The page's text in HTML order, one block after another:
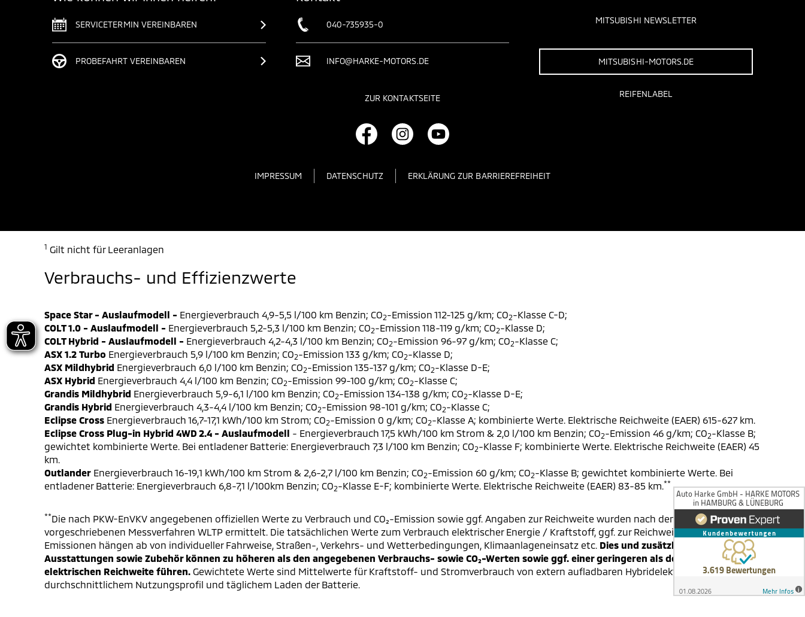
SERVICETERMIN VEREINBAREN
PROBEFAHRT VEREINBAREN
040-735935-0
INFO@HARKE-MOTORS.DE
ZUR KONTAKTSEITE
MITSUBISHI NEWSLETTER
MITSUBISHI-MOTORS.DE
REIFENLABEL
IMPRESSUM DATENSCHUTZ ERKLÄRUNG ZUR BARRIEREFREIHEIT
1 Gilt nicht für Leeranlagen
Verbrauchs- und Effizienzwerte
Space Star - Auslaufmodell - Energieverbrauch 4,9-5,5 l/100 km Benzin; CO2-Emission 112-125 g/km; CO2-Klasse C-D;
COLT 1.0 - Auslaufmodell - Energieverbrauch 5,2-5,3 l/100 km Benzin; CO2-Emission 118-119 g/km; CO2-Klasse D;
COLT Hybrid - Auslaufmodell - Energieverbrauch 4,2-4,3 l/100 km Benzin; CO2-Emission 96-97 g/km; CO2-Klasse C;
ASX 1.2 Turbo Energieverbrauch 5,9 l/100 km Benzin; CO2-Emission 133 g/km; CO2-Klasse D;
ASX Mildhybrid Energieverbrauch 6,0 l/100 km Benzin; CO2-Emission 135-137 g/km; CO2-Klasse D-E;
ASX Hybrid Energieverbrauch 4,4 l/100 km Benzin; CO2-Emission 99-100 g/km; CO2-Klasse C;
Grandis Mildhybrid Energieverbrauch 5,9-6,1 l/100 km Benzin; CO2-Emission 134-138 g/km; CO2-Klasse D-E;
Grandis Hybrid Energieverbrauch 4,3-4,4 l/100 km Benzin; CO2-Emission 98-101 g/km; CO2-Klasse C;
Eclipse Cross Energieverbrauch 16,7-17,1 kWh/100 km Strom; CO2-Emission 0 g/km; CO2-Klasse A; kombinierte Werte. Elektrische Reichweite (EAER) 615-627 km.
Eclipse Cross Plug-in Hybrid 4WD 2.4 - Auslaufmodell - Energieverbrauch 17,5 kWh/100 km Strom & 2,0 l/100 km Benzin; CO2-Emission 46 g/km; CO2-Klasse B;
gewichtet kombinierte Werte. Bei entladener Batterie: Energieverbrauch 7,3 l/100 km Benzin; CO2-Klasse F; kombinierte Werte. Elektrische Reichweite (EAER) 45
km.
Outlander Energieverbrauch 16-19,1 kWh/100 km Strom & 2,6-2,7 l/100 km Benzin; CO2-Emission 60 g/km; CO2-Klasse B; gewichtet kombinierte Werte. Bei
entladener Batterie: Energieverbrauch 6,8-7,1 l/100km Benzin; CO2-Klasse E-F; kombinierte Werte. Elektrische Reichweite (EAER) 83-85 km. **
**Die nach PKW-EnVKV angegebenen offiziellen Werte zu Verbrauch und CO₂-Emission sowie ggf. Angaben zur Reichweite wurden nach dem
vorgeschriebenen Messverfahren WLTP ermittelt. Die tatsächlichen Werte zum Verbrauch elektrischer Energie / Kraftstoff, ggf. zur Reichweite und den CO₂-
Emissionen hängen ab von individueller Fahrweise, Straßen-, Verkehrs- und Wetterbedingungen, Klimaanlageneinsatz etc. Dies und zusätzliche
Ausstattungen sowie Zubehör können zu höheren als den angegebenen Verbrauchs- sowie CO₂-Werten sowie ggf. einer geringeren als der angegebenen
elektrischen Reichweite führen. Gewichtete Werte sind Mittelwerte für Kraftstoff- und Stromverbrauch von extern aufladbaren Hybridelektrofahrzeugen bei
durchschnittlichem Nutzungsprofil und täglichem Laden der Batterie.